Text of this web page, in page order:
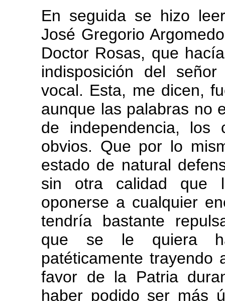
En seguida se hizo
José Gregorio
Doctor Rosas, que
indisposición del
vocal. Esta, me dicen,
aunque las palabras no
de independencia, los
obvios. Que por lo
estado de natural
sin otra calidad que
oponerse a cualquier
tendría bastante
que se le quiera
patéticamente trayendo
favor de la Patria
haber podido ser más